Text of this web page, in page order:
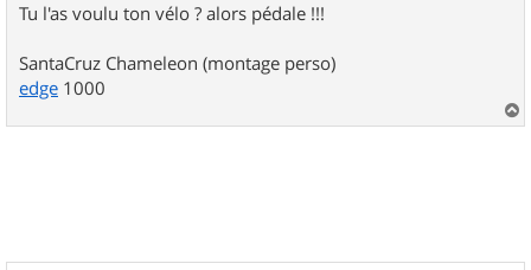
Tu l'as voulu ton vélo ? alors pédale !!!
SantaCruz Chameleon (montage perso)
edge 1000
a